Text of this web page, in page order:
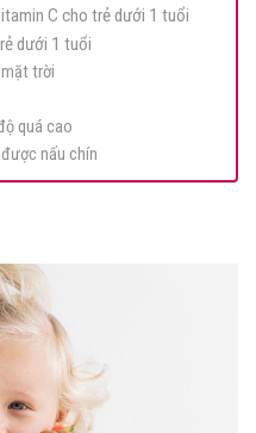
C cho trẻ dưới 1 tuổi
dưới 1 tuổi
trời
quá cao
nấu chín